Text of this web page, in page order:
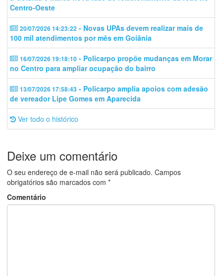
Centro-Oeste
20/07/2026 14:23:22 - Novas UPAs devem realizar mais de
100 mil atendimentos por mês em Goiânia
16/07/2026 19:18:10 - Policarpo propõe mudanças em Morar
no Centro para ampliar ocupação do bairro
13/07/2026 17:58:43 - Policarpo amplia apoios com adesão
de vereador Lipe Gomes em Aparecida
Ver todo o histórico
Deixe um comentário
O seu endereço de e-mail não será publicado. Campos
obrigatórios são marcados com *
Comentário